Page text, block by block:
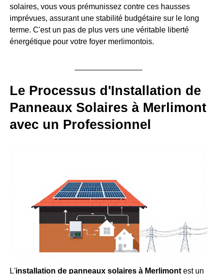
solaires, vous vous prémunissez contre ces hausses
imprévues, assurant une stabilité budgétaire sur le long
terme. C'est un pas de plus vers une véritable liberté
énergétique pour votre foyer merlimontois.
Le Processus d'Installation de
Panneaux Solaires à Merlimont
avec un Professionnel
L'installation de panneaux solaires à Merlimont est un